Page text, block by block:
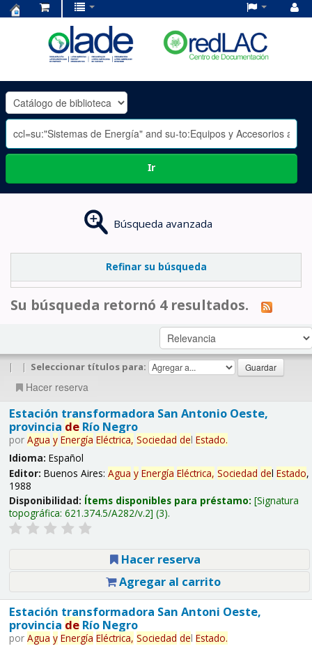
OLADE
-
Ir
Búsqueda avanzada
Refinar su búsqueda
Su búsqueda retornó 4 resultados.
| | Seleccionar títulos para:
Hacer reserva
Estación transformadora San Antonio Oeste,
provincia deRío Negro
por Agua y Energía Eléctrica, Sociedad del Estado.
Idioma: Español
Editor: Buenos Aires: Agua y Energía Eléctrica, Sociedad del Estado,
1988
Disponibilidad: Ítems disponibles para préstamo: Signatura
topográfica: 621.374.5/A282/v.2 (3).
Hacer reserva
Agregar al carrito
Estación transformadora San Antoni Oeste,
provincia deRío Negro
por Agua y Energía Eléctrica, Sociedad del Estado.